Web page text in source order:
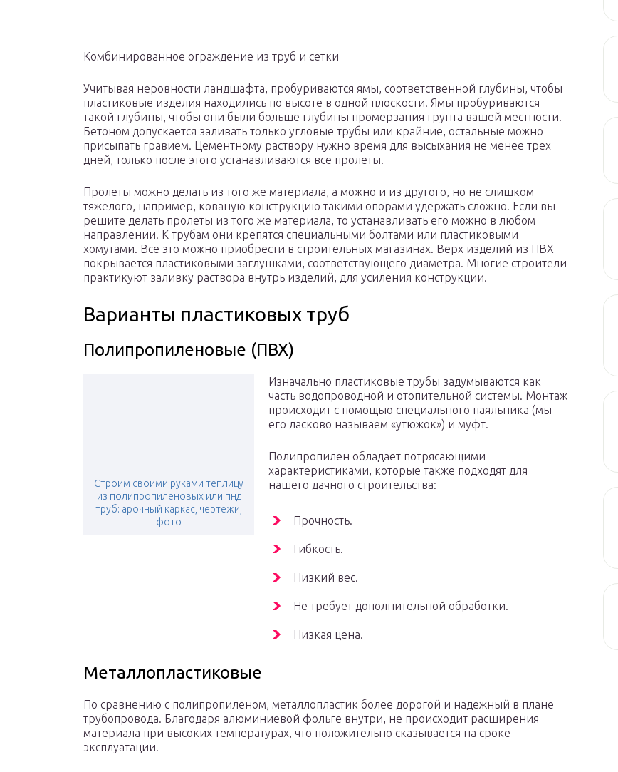
Комбинированное ограждение из труб и сетки
Учитывая неровности ландшафта, пробуриваются ямы, соответственной глубины, чтобы
пластиковые изделия находились по высоте в одной плоскости. Ямы пробуриваются
такой глубины, чтобы они были больше глубины промерзания грунта вашей местности.
Бетоном допускается заливать только угловые трубы или крайние, остальные можно
присыпать гравием. Цементному раствору нужно время для высыхания не менее трех
дней, только после этого устанавливаются все пролеты.
Пролеты можно делать из того же материала, а можно и из другого, но не слишком
тяжелого, например, кованую конструкцию такими опорами удержать сложно. Если вы
решите делать пролеты из того же материала, то устанавливать его можно в любом
направлении. К трубам они крепятся специальными болтами или пластиковыми
хомутами. Все это можно приобрести в строительных магазинах. Верх изделий из ПВХ
покрывается пластиковыми заглушками, соответствующего диаметра. Многие строители
практикуют заливку раствора внутрь изделий, для усиления конструкции.
Варианты пластиковых труб
Полипропиленовые (ПВХ)
Строим своими руками теплицу
из полипропиленовых или пнд
труб: арочный каркас, чертежи,
фото
Изначально пластиковые трубы задумываются как
часть водопроводной и отопительной системы. Монтаж
происходит с помощью специального паяльника (мы
его ласково называем «утюжок») и муфт.
Полипропилен обладает потрясающими
характеристиками, которые также подходят для
нашего дачного строительства:
Прочность.
Гибкость.
Низкий вес.
Не требует дополнительной обработки.
Низкая цена.
Металлопластиковые
По сравнению с полипропиленом, металлопластик более дорогой и надежный в плане
трубопровода. Благодаря алюминиевой фольге внутри, не происходит расширения
материала при высоких температурах, что положительно сказывается на сроке
эксплуатации.